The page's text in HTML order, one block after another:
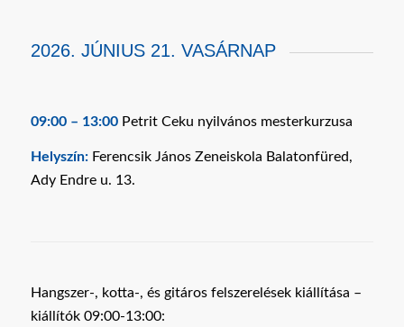
2026. JÚNIUS 21. VASÁRNAP
09:00 – 13:00 Petrit Ceku nyilvános mesterkurzusa
Helyszín:Ferencsik János Zeneiskola Balatonfüred,
Ady Endre u. 13.
Hangszer-, kotta-, és gitáros felszerelések kiállítása –
kiállítók 09:00-13:00: